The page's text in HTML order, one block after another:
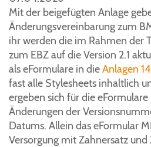
Mit der beigefügten Anlage
Änderungsvereinbarung zum
ihr werden die im Rahmen der
zum EBZ auf die Version 2.1
als eFormulare in dieAnlagen
fast alle Stylesheets inhaltlich
ergeben sich für die
Änderungen der
Datums. Allein das eFormular
Versorgung mit Zahnersatz